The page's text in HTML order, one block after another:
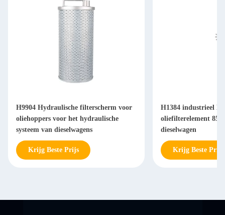
H9904 Hydraulische filterscherm voor
oliehoppers voor het hydraulische
systeem van dieselwagens
Krijg Beste Prijs
H1384 industrieel
oliefilterelement 85
dieselwagen
Krijg Beste Prijs